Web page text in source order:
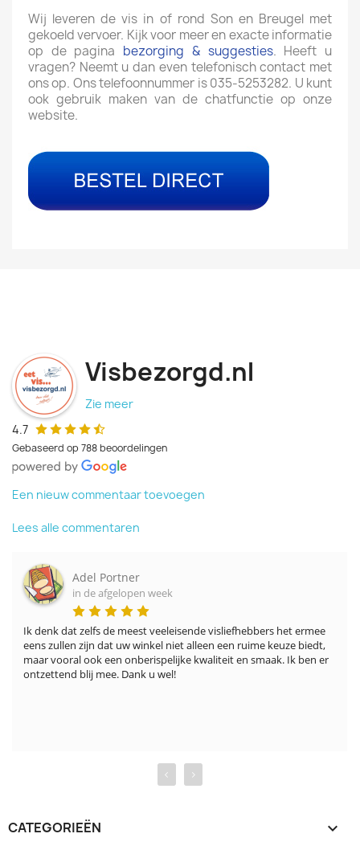
Wij leveren de vis in of rond Son en Breugel met
gekoeld vervoer. Kijk voor meer en exacte informatie
op de pagina bezorging & suggesties. Heeft u
vragen? Neemt u dan even telefonisch contact met
ons op. Ons telefoonnummer is 035-5253282. U kunt
ook gebruik maken van de chatfunctie op onze
website.
Visbezorgd.nl
Zie meer
4.7
Gebaseerd op 788 beoordelingen
Een nieuw commentaar toevoegen
Lees alle commentaren
Adel Portner
in de afgelopen week
Ik denk dat zelfs de meest veeleisende visliefhebbers het ermee
eens zullen zijn dat uw winkel niet alleen een ruime keuze biedt,
maar vooral ook een onberispelijke kwaliteit en smaak. Ik ben er
ontzettend blij mee. Dank u wel!
‹ ›
CATEGORIEËN 